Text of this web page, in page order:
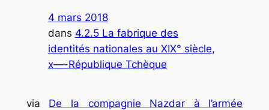
4 mars 2018
dans 4.2.5 La fabrique des
identités nationales au XIX° siècle
x—-République Tchèque
via De la compagnie Nazdar à l’armée